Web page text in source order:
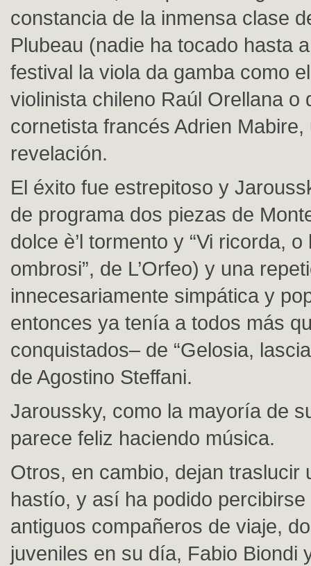
constancia de la inmensa clase
Plubeau (nadie ha tocado hasta
festival la viola da gamba como
violinista chileno Raúl Orellana o
cornetista francés Adrien
revelación.
El éxito fue estrepitoso y
de programa dos piezas de
dolce è’l tormento y “Vi ricorda, o
ombrosi”, de L’Orfeo) y una
innecesariamente simpática y
entonces ya tenía a todos más
conquistados– de “Gelosia,
de Agostino Steffani.
Jaroussky, como la mayoría de
parece feliz haciendo música.
Otros, en cambio, dejan traslucir
hastío, y así ha podido percibirse
antiguos compañeros de viaje,
juveniles en su día, Fabio Biondi